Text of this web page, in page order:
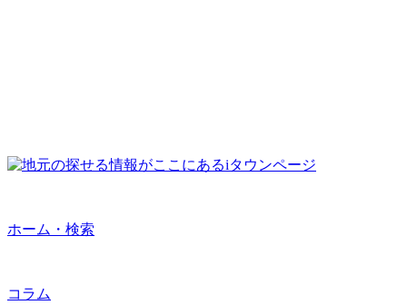
ホーム・検索
コラム